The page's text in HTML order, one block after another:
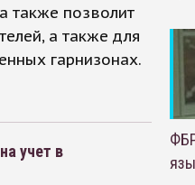
также позволит
а также для
гарнизонах.
учет в